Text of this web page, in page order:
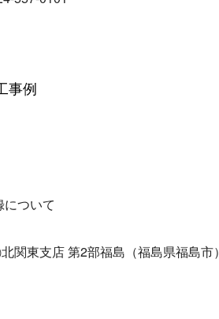
事例
ついて
関東支店 第2部福島（福島県福島市）